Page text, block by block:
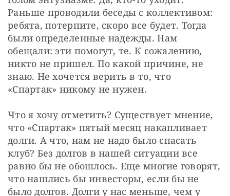
Раньше проводили беседы с коллективом:
ребята, потерпите, скоро все будет. Тогда
были определенные надежды. Нам
обещали: эти помогут, те. К сожалению,
никто не пришел. По какой причине, не
знаю. Не хочется верить в то, что
«Спартак» никому не нужен.
Что я хочу отметить? Существует мнение,
что «Спартак» пятый месяц накапливает
долги. А что, нам не надо было спасать
клуб? Без долгов в нашей ситуации все
равно бы не обошлось. Еще многие говорят,
что нашлись бы инвесторы, если бы не
было долгов. Долги у нас меньше, чем у